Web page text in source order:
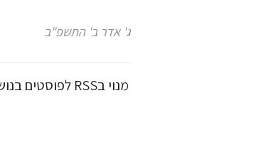
ג' אדר ב' התשפ"ב
מנוי בRSS לפוסטים בנושא טעם החיים ועצם הקיום